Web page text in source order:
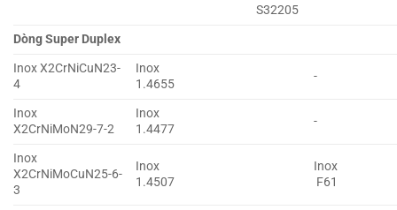
S32205
Dòng Super Duplex
Inox X2CrNiCuN23-
4
Inox
1.4655
-
Inox
X2CrNiMoN29-7-2
Inox
1.4477
-
Inox
X2CrNiMoCuN25-6-
3
Inox
1.4507
Inox
F61